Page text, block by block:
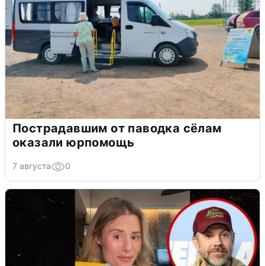
Пострадавшим от паводка сёлам
оказали юрпомощь
7 августа 0